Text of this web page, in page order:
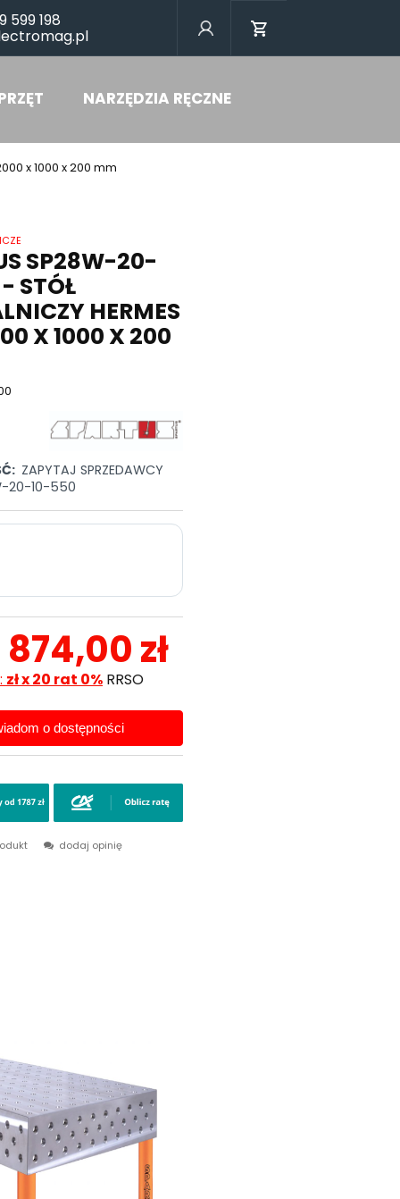
599 198
NARZĘDZIA RĘCZNE
x 1000 x 200 mm
SP28W-20-
STÓŁ
HERMES
X 1000 X 200
ZAPYTAJ SPRZEDAWCY
20-10-550
874,00 zł
zł x 20 rat 0%RRSO
o dostępności
dodaj opinię